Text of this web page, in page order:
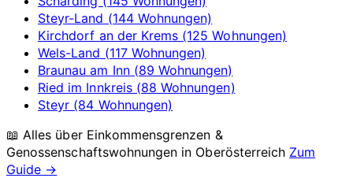
Steyr-Land (144 Wohnungen)
Kirchdorf an der Krems (125 Wohnungen)
Wels-Land (117 Wohnungen)
Braunau am Inn (89 Wohnungen)
Ried im Innkreis (88 Wohnungen)
Steyr (84 Wohnungen)
📖 Alles über Einkommensgrenzen &
Genossenschaftswohnungen in Oberösterreich Zum
Guide →